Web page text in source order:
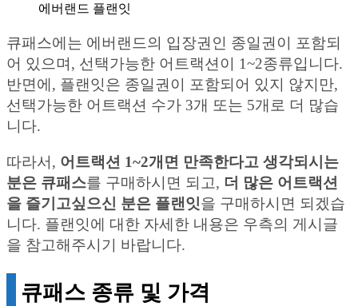
에버랜드 플랜잇
큐패스에는 에버랜드의 입장권인 종일권이 포함되
어 있으며, 선택가능한 어트랙션이 1~2종류입니다.
반면에, 플랜잇은 종일권이 포함되어 있지 않지만,
선택가능한 어트랙션 수가 3개 또는 5개로 더 많습
니다.
따라서, 어트랙션 1~2개면 만족한다고 생각되시는
분은 큐패스를 구매하시면 되고, 더 많은 어트랙션
을 즐기고싶으신 분은 플랜잇을 구매하시면 되겠습
니다. 플랜잇에 대한 자세한 내용은 우측의 게시글
을 참고해주시기 바랍니다.
큐패스 종류 및 가격